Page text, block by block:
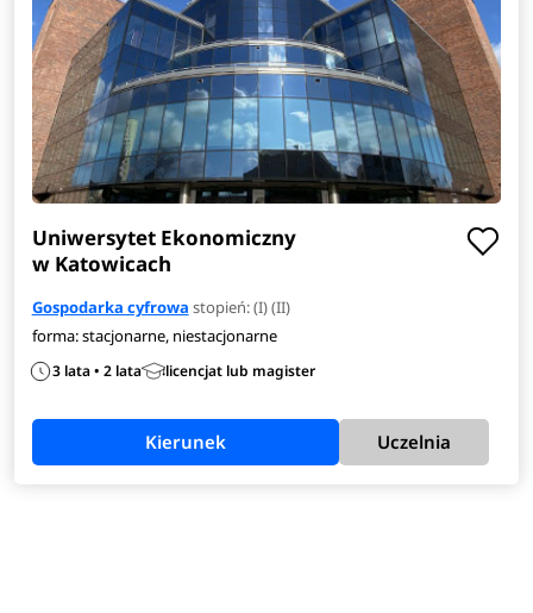
Uniwersytet Ekonomiczny
w Katowicach
Gospodarka cyfrowa stopień: (I) (II)
forma: stacjonarne, niestacjonarne
3 lata • 2 lata licencjat lub magister
Kierunek Uczelnia